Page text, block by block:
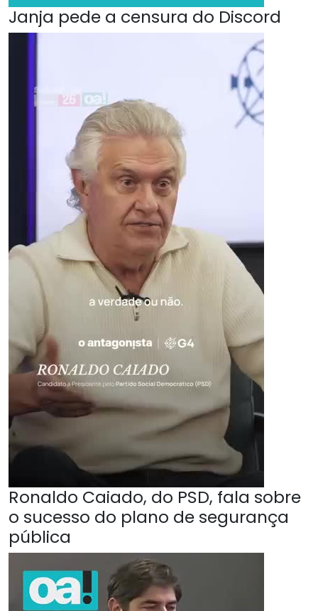
Janja pede a censura do Discord
Ronaldo Caiado, do PSD, fala sobre
o sucesso do plano de segurança
pública